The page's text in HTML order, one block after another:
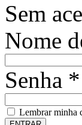
Sem
Nome
Senha *
Lembrar minha